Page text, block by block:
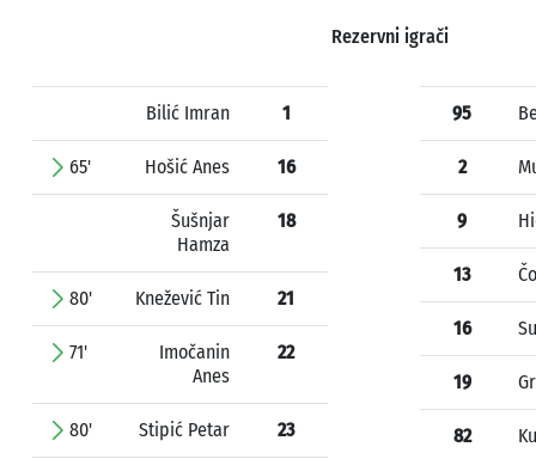
Rezervni igrači
Bilić Imran 1
65' Hošić Anes 16
Šušnjar
Hamza
18
80' Knežević Tin 21
71'
Imočanin
Anes
22
80' Stipić Petar 23
95
2
9
13
16
19
82